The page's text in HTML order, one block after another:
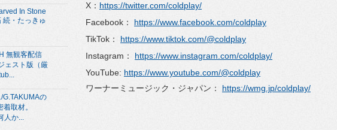
X： https://twitter.com/coldplay/
Facebook： https://www.facebook.com/coldplay
TikTok： https://www.tiktok.com/@coldplay
Instagram： https://www.instagram.com/coldplay/
YouTube: https://www.youtube.com/@coldplay
ワーナーミュージック・ジャパン： https://wmg.jp/coldplay/
In Stone
続・たっきゅ
無観客配信
ェスト版（厳
G.TAKUMAの
取材。
人か...